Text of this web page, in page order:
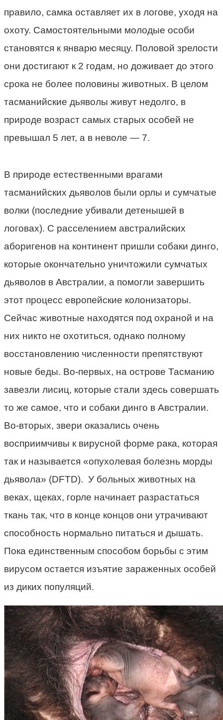
правило, самка оставляет их в логове, уходя на
охоту. Самостоятельными молодые особи
становятся к январю месяцу. Половой зрелости
они достигают к 2 годам, но доживает до этого
срока не более половины животных. В целом
тасманийские дьяволы живут недолго, в
природе возраст самых старых особей не
превышал 5 лет, а в неволе — 7.
В природе естественными врагами
тасманийских дьяволов были орлы и сумчатые
волки (последние убивали детенышей в
логовах). С расселением австралийских
аборигенов на континент пришли собаки динго,
которые окончательно уничтожили сумчатых
дьяволов в Австралии, а помогли завершить
этот процесс европейские колонизаторы.
Сейчас животные находятся под охраной и на
них никто не охотиться, однако полному
восстановлению численности препятствуют
новые беды. Во-первых, на острове Тасманию
завезли лисиц, которые стали здесь совершать
то же самое, что и собаки динго в Австралии.
Во-вторых, звери оказались очень
восприимчивы к вирусной форме рака, которая
так и называется «опухолевая болезнь морды
дьявола» (DFTD). У больных животных на
веках, щеках, горле начинает разрастаться
ткань так, что в конце концов они утрачивают
способность нормально питаться и дышать.
Пока единственным способом борьбы с этим
вирусом остается изъятие зараженных особей
из диких популяций.